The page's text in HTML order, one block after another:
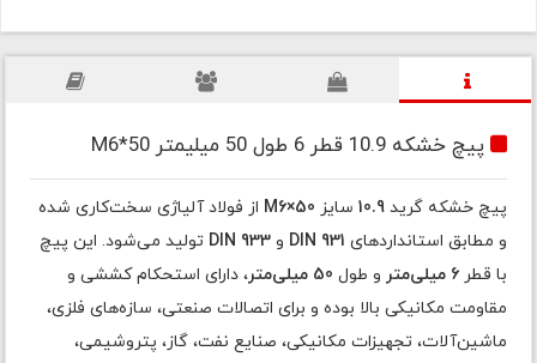
پیچ خشکه 10.9 قطر 6 طول 50 میلیمتر M6*50
پیچ خشکه گرید10.9 سایز M6×50 از فولاد آلیاژی سخت‌کاری شده
و مطابق استانداردهای DIN 931 وDIN 933 تولید می‌شود. این پیچ
با قطر6 میلی‌متر و طول 50 میلی‌متر
، دارای استحکام کششی و
مقاومت مکانیکی بالا بوده و برای اتصالات صنعتی، سازه‌های فلزی،
ماشین‌آلات، تجهیزات مکانیکی، صنایع نفت، گاز، پتروشیمی،